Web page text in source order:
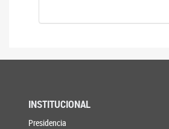
INSTITUCIONAL
Presidencia